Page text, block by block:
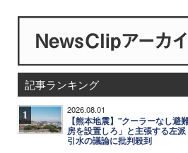
記事ランキング
1 2026.08.01
【熊本地震】"クーラーなし避
房を設置しろ」と主張する左
引水の議論に批判殺到